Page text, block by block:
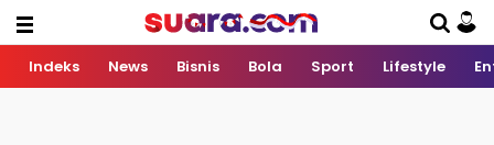
Indeks News Bisnis Bola Sport Lifestyle